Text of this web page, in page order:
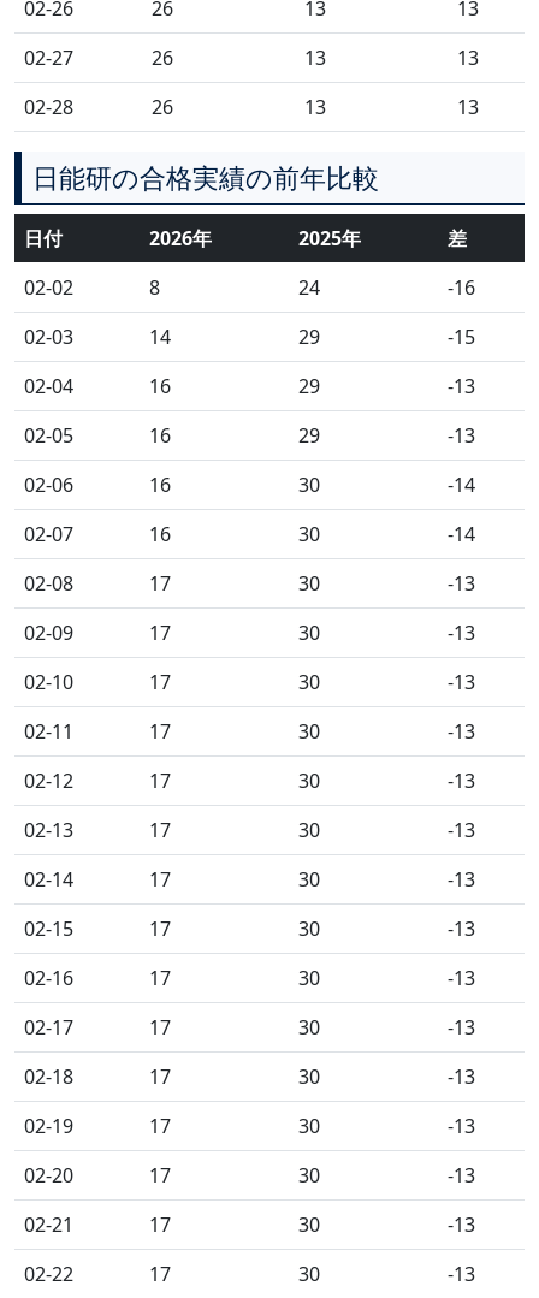
02-26
26 13
13
02-27
26 13
13
02-28
26 13 13
日能研の合格実績の前年比較
日付 2026年 2025年
差
02-02
8 24
-16
02-03
14 29
-15
02-04
16 29
-13
02-05
16 29
-13
02-06
16 30
-14
02-07
16 30
-14
02-08
17 30
-13
02-09
17 30
-13
02-10
17 30
-13
02-11
17 30
-13
02-12
17 30
-13
02-13
17 30
-13
02-14
17 30
-13
02-15
17 30
-13
02-16
17 30
-13
02-17
17 30
-13
02-18
17 30
-13
02-19
17 30
-13
02-20
17 30
-13
02-21
17 30
-13
02-22
17 30
-13